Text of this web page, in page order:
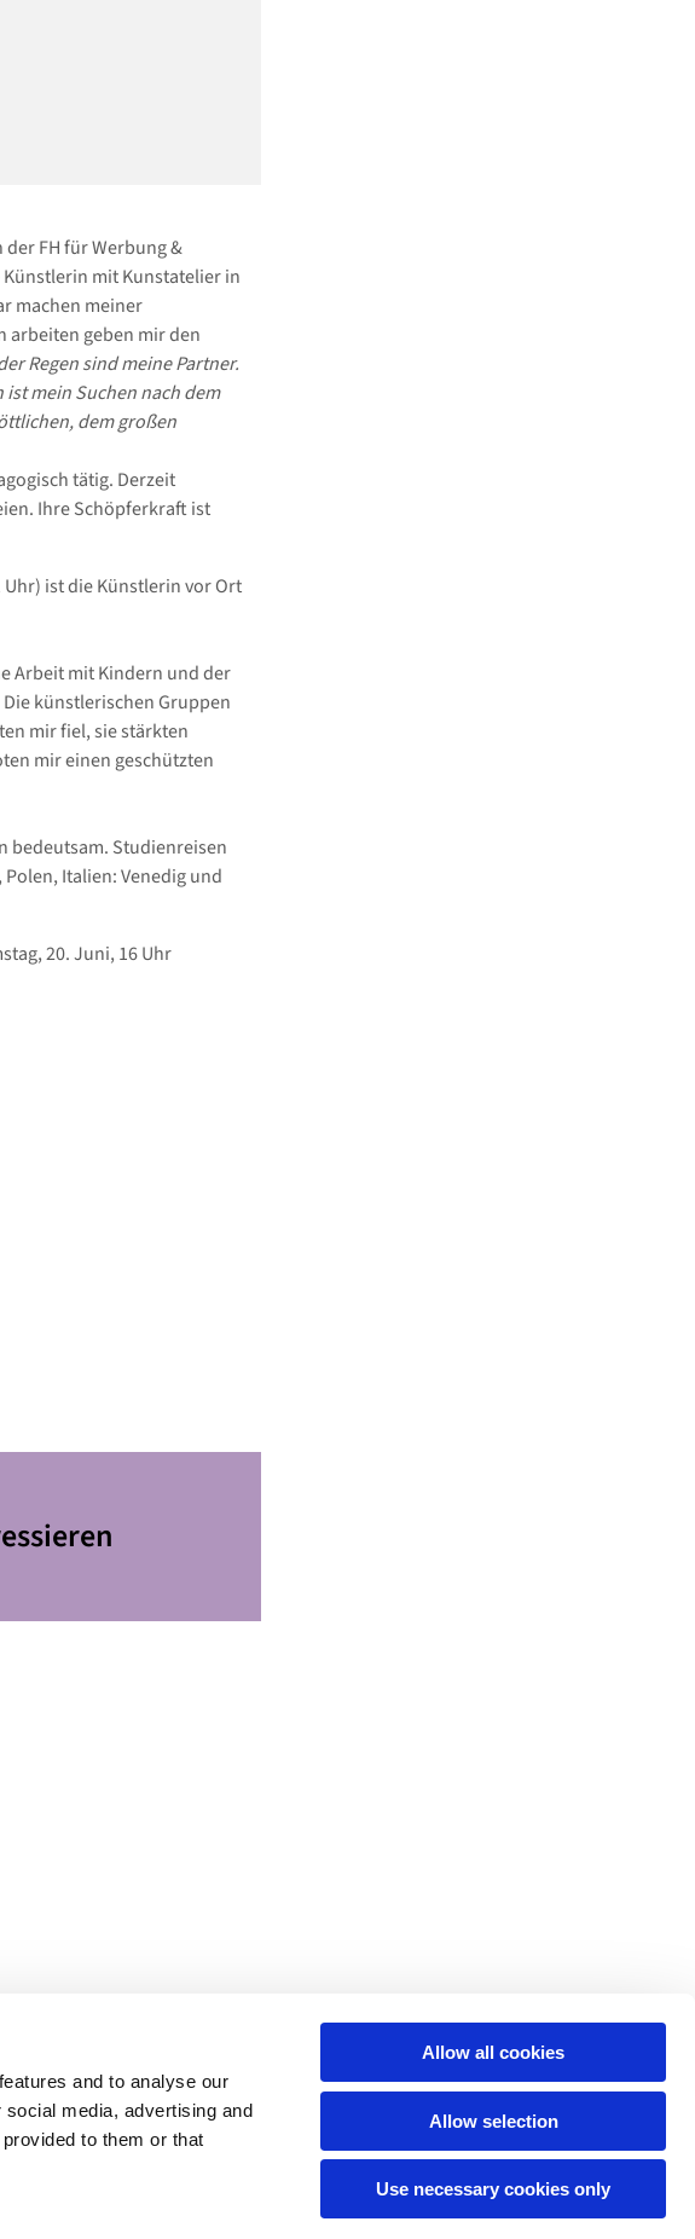
and to analyse our
media, advertising and
to them or that
Allow all cookies
Allow selection
Use necessary cookies only
FH für Werbung &
mit Kunstatelier in
machen meiner
arbeiten geben mir den
Regen sind meine Partner.
ist mein Suchen nach dem
dem großen
tätig. Derzeit
Ihre Schöpferkraft ist
ist die Künstlerin vor Ort
Arbeit mit Kindern und der
künstlerischen Gruppen
mir fiel, sie stärkten
mir einen geschützten
bedeutsam. Studienreisen
Italien: Venedig und
20. Juni, 16 Uhr